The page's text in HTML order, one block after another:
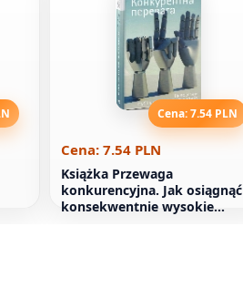
Cena: 7.54 PLN
Cena: 7.54 PLN
Książka Przewaga
konkurencyjna. Jak osiągnąć
konsekwentnie wysokie